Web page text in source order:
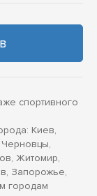
спортивного
Киев,
Житомир,
Запорожье,
городам